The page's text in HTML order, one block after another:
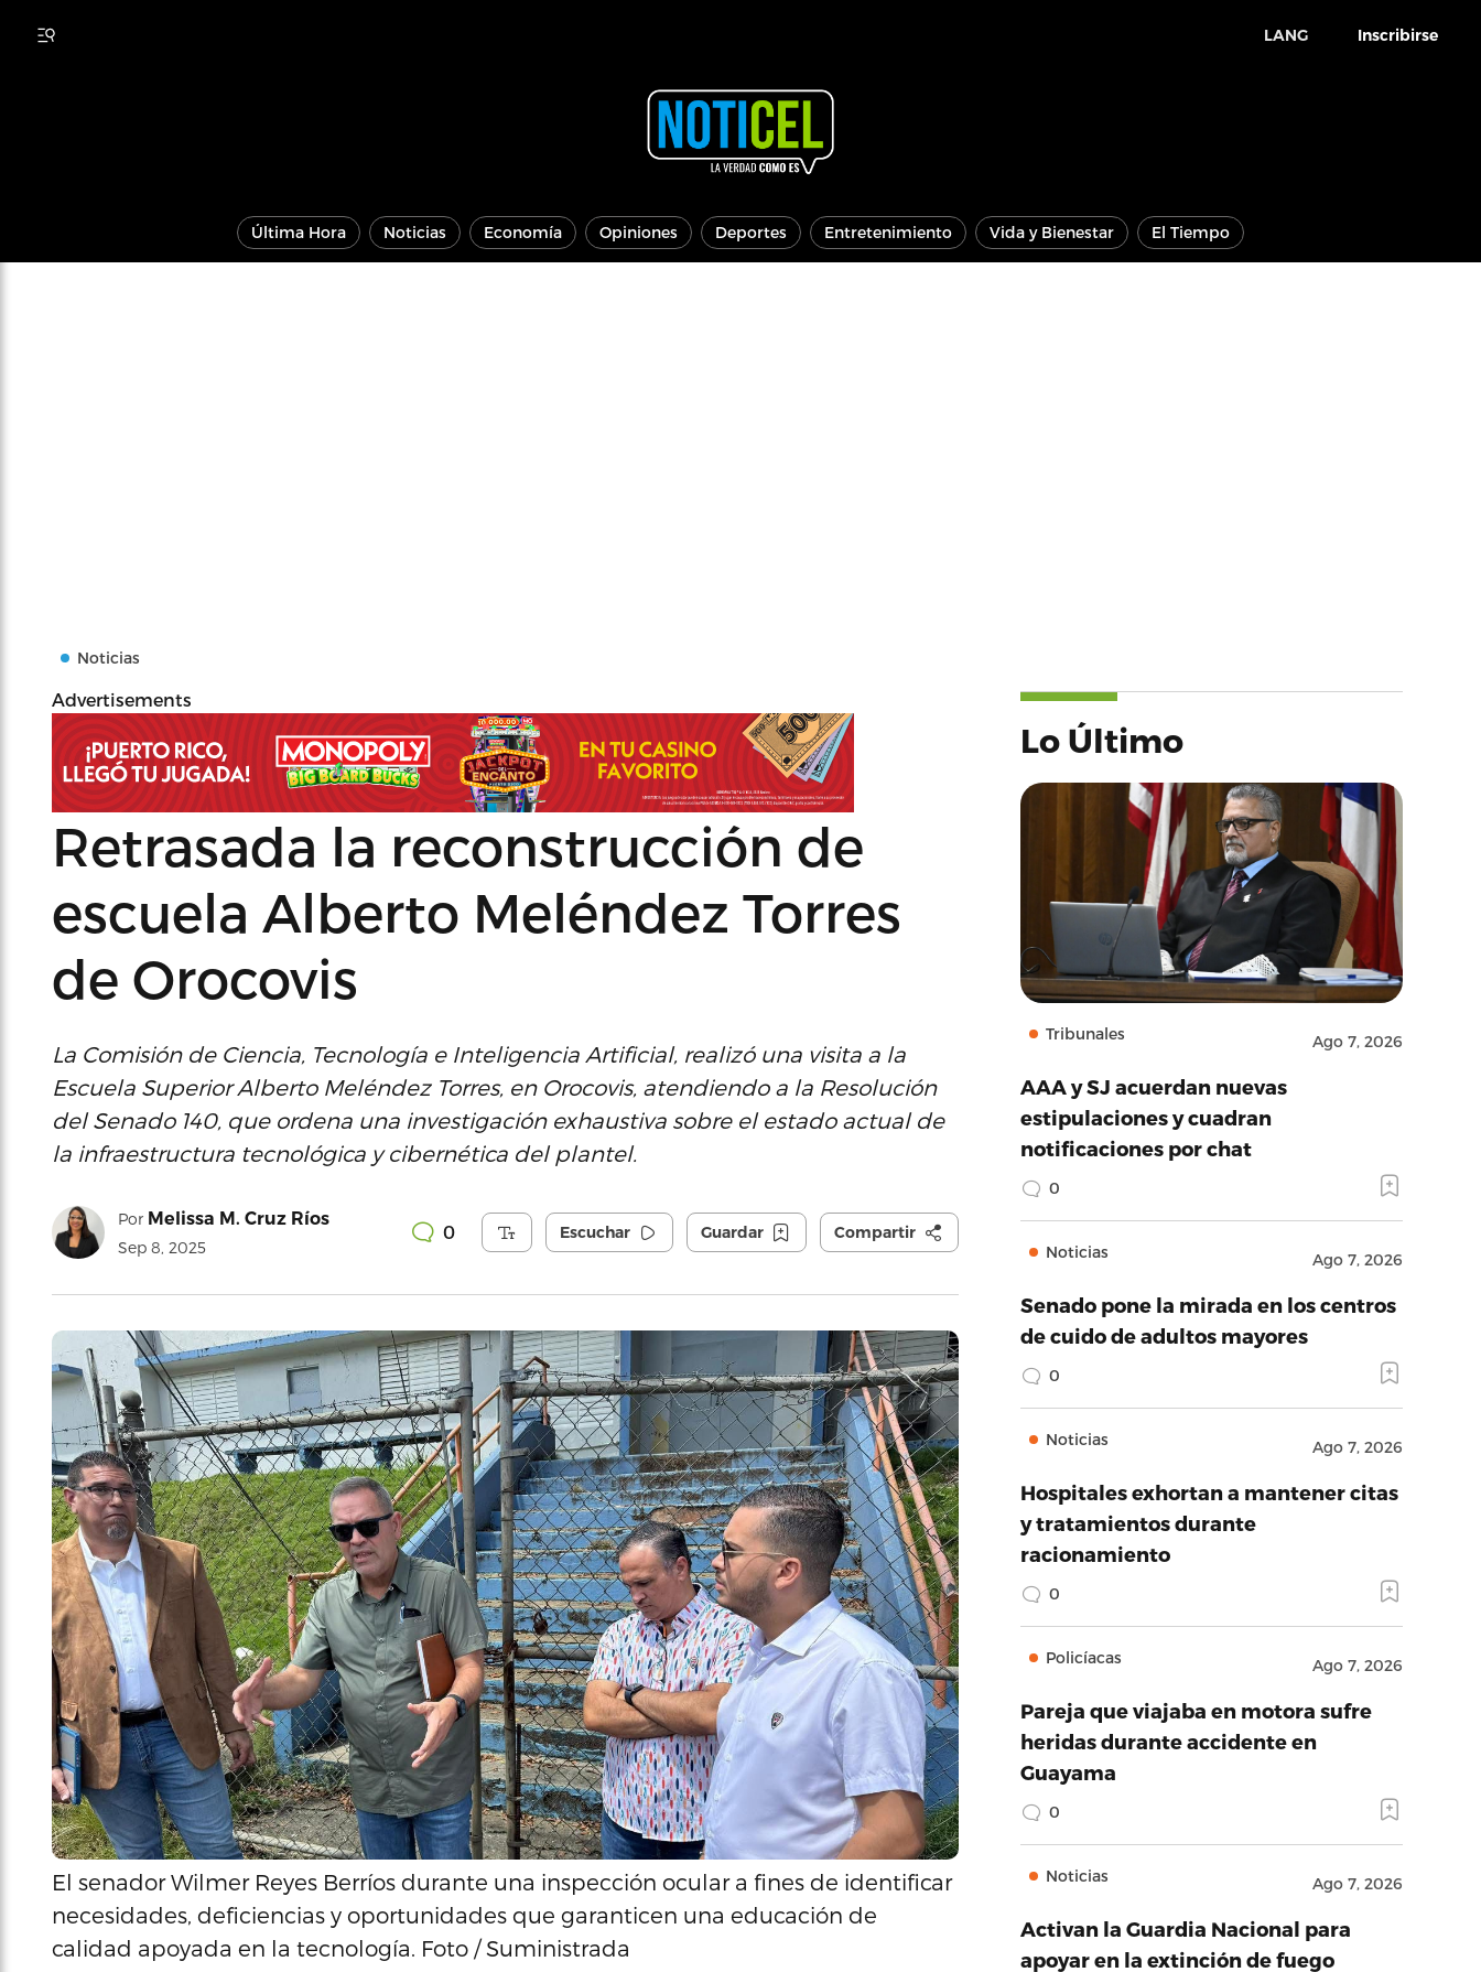
LANG Inscribirse
Última Hora Noticias Economía Opiniones Deportes Entretenimiento Vida y Bienestar El Tiempo
Noticias
Advertisements
Retrasada la reconstrucción de
escuela Alberto Meléndez Torres
de Orocovis
La Comisión de Ciencia, Tecnología e Inteligencia Artificial, realizó una visita a la
Escuela Superior Alberto Meléndez Torres, en Orocovis, atendiendo a la Resolución
del Senado 140, que ordena una investigación exhaustiva sobre el estado actual de
la infraestructura tecnológica y cibernética del plantel.
Por Melissa M. Cruz Ríos
Sep 8, 2025
0 Escuchar Guardar Compartir
El senador Wilmer Reyes Berríos durante una inspección ocular a fines de identificar
necesidades, deficiencias y oportunidades que garanticen una educación de
calidad apoyada en la tecnología. Foto / Suministrada
Lo Último
Tribunales Ago 7, 2026
AAA y SJ acuerdan nuevas
estipulaciones y cuadran
notificaciones por chat
0
Noticias Ago 7, 2026
Senado pone la mirada en los centros
de cuido de adultos mayores
0
Noticias Ago 7, 2026
Hospitales exhortan a mantener citas
y tratamientos durante
racionamiento
0
Policíacas Ago 7, 2026
Pareja que viajaba en motora sufre
heridas durante accidente en
Guayama
0
Noticias Ago 7, 2026
Activan la Guardia Nacional para
apoyar en la extinción de fuego